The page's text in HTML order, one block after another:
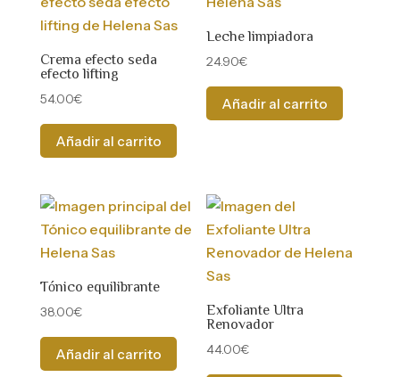
Crema efecto seda
efecto lifting
54.00€
Añadir al carrito
Leche limpiadora
24.90€
Añadir al carrito
Tónico equilibrante
38.00€
Añadir al carrito
Exfoliante Ultra
Renovador
44.00€